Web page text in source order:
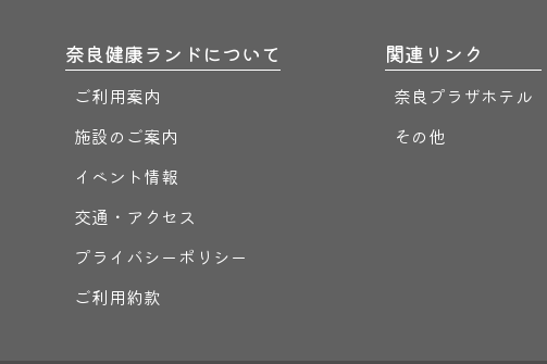
奈良健康ランドについて
ご利用案内
施設のご案内
イベント情報
交通・アクセス
プライバシーポリシー
ご利用約款
関連リンク
奈良プラザホテル
その他